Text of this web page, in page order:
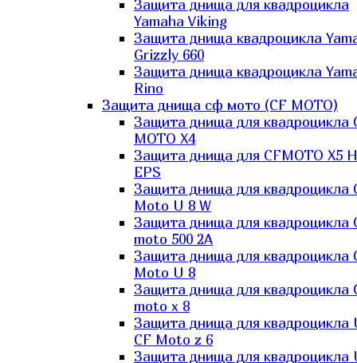
Защита днища для квадроцикла
Yamaha Viking
Защита днища квадроцикла
Grizzly 660
Защита днища квадроцикла
Rino
Защита днища сф мото (CF MOTO)
Защита днища для квадроцикла
MOTO X4
Защита днища для CFMOTO X5
EPS
Защита днища для квадроцикла
Moto U 8 W
Защита днища для квадроцикла
moto 500 2A
Защита днища для квадроцикла
Moto U 8
Защита днища для квадроцикла
moto x 8
Защита днища для квадроцикла
CF Moto z 6
Защита днища для квадроцикла